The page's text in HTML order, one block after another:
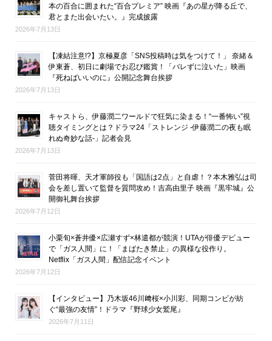
本の百合に囲まれた“百合プレミア” 映画『あの星が降る丘で、
君とまた出会いたい。』完成披露
2026年7月13日
【凍結注意!?】京極夏彦「SNS投稿時は気をつけて！」 奈緒＆
伊東蒼、初日に劇場でお忍び鑑賞！「バレずに泣いた」映画
『死ねばいいのに』公開記念舞台挨拶
2026年7月13日
キャストら、伊藤潤二ワールドで狂気に染まる！“一番怖い”視
聴タイミングとは？ドラマ24「ストレンジ -伊藤潤二の夜も眠
れぬ奇妙な話-」記者会見
2026年7月13日
菅田将暉、天才軍師役も「国語は2点」と自虐！？本木雅弘は司
会を差し置いて監督を質問攻め！吉高由里子 映画『黒牢城』公
開御礼舞台挨拶
2026年7月12日
小栗旬×蒼井優×広瀬すず×林遣都が競演！UTAが俳優デビュー
で「ガス人間」に！「まばたき禁止」の異様な役作り。
Netflix「ガス人間」配信記念イベント
2026年7月12日
【インタビュー】乃木坂46川﨑桜×小川彩、同期コンビが紡
ぐ“最強の友情”！ドラマ『野球少女鷲尾』
2026年7月11日